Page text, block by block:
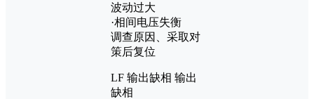
波动过大
·相间电压失衡
调查原因、采取对
策后复位
LF 输出缺相 输出
缺相